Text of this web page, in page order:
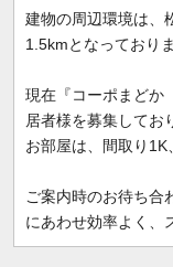
建物の周辺環境は、
1.5kmとなっておりま
現在『コーポまどか
居者様を募集してお
お部屋は、間取り1K
ご案内時のお待ち合
にあわせ効率よく、